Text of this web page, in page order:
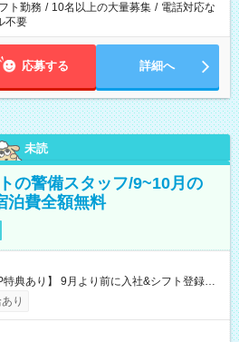
ト勤務 / 10名以上の大量募集 / 電話対応な
不要
応募する 詳細へ
未読
の警備スタッフ/9~10月の
費全額無料
特典あり】 9月より前に入社&シフト登録す
23) の日給がUP! 日給1万1500円でしっか
す♪ 【試用期間】試用期間なし
り